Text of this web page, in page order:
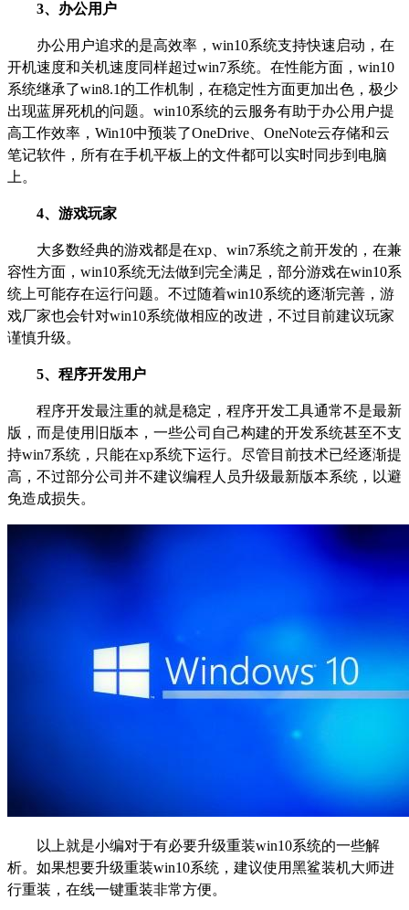
3、办公用户
办公用户追求的是高效率，win10系统支持快速启动，在
开机速度和关机速度同样超过win7系统。在性能方面，win10
系统继承了win8.1的工作机制，在稳定性方面更加出色，极少
出现蓝屏死机的问题。win10系统的云服务有助于办公用户提
高工作效率，Win10中预装了OneDrive、OneNote云存储和云
笔记软件，所有在手机平板上的文件都可以实时同步到电脑
上。
4、游戏玩家
大多数经典的游戏都是在xp、win7系统之前开发的，在兼
容性方面，win10系统无法做到完全满足，部分游戏在win10系
统上可能存在运行问题。不过随着win10系统的逐渐完善，游
戏厂家也会针对win10系统做相应的改进，不过目前建议玩家
谨慎升级。
5、程序开发用户
程序开发最注重的就是稳定，程序开发工具通常不是最新
版，而是使用旧版本，一些公司自己构建的开发系统甚至不支
持win7系统，只能在xp系统下运行。尽管目前技术已经逐渐提
高，不过部分公司并不建议编程人员升级最新版本系统，以避
免造成损失。
以上就是小编对于有必要升级重装win10系统的一些解
析。如果想要升级重装win10系统，建议使用黑鲨装机大师进
行重装，在线一键重装非常方便。